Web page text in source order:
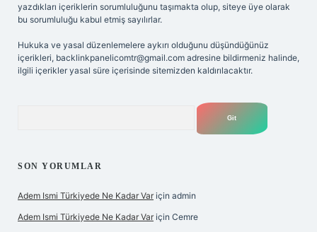
yazdıkları içeriklerin sorumluluğunu taşımakta olup, siteye üye olarak
bu sorumluluğu kabul etmiş sayılırlar.
Hukuka ve yasal düzenlemelere aykırı olduğunu düşündüğünüz
içerikleri, backlinkpanelicomtr@gmail.com adresine bildirmeniz halinde,
ilgili içerikler yasal süre içerisinde sitemizden kaldırılacaktır.
SON YORUMLAR
Adem Ismi Türkiyede Ne Kadar Var için admin
Adem Ismi Türkiyede Ne Kadar Var için Cemre